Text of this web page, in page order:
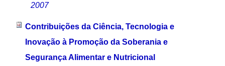
2007
Contribuições da Ciência, Tecnologia e
Inovação à Promoção da Soberania e
Segurança Alimentar e Nutricional